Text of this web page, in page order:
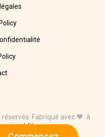
Fabriqué avec 🧡 à
MX.